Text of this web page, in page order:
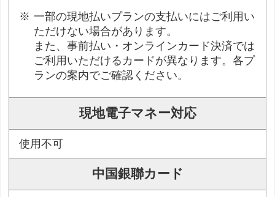
一部の現地払いプランの支払いにはご利用い
ただけない場合があります。
また、事前払い・オンラインカード決済では
ご利用いただけるカードが異なります。各プ
ランの案内でご確認ください。
現地電子マネー対応
使用不可
中国銀聯カード